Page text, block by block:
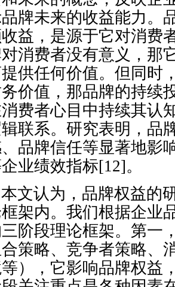
牌未来的收益能力。
益，是源于它对消费
消费者没有意义，那
供任何价值。但同时
价值，那品牌的持续
费者心目中持续其认
联系。研究表明，品
品牌信任等显著地影
业绩效指标[12]。
本文认为，品牌权益的
架内。我们根据企业
阶段理论框架。第一
策略、竞争者策略、
），它影响品牌权益